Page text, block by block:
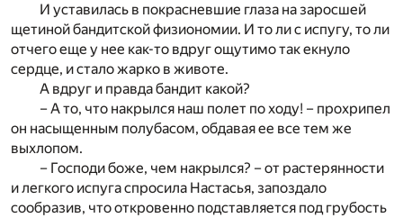
И уставилась в покрасневшие глаза на заросшей
щетиной бандитской физиономии. И то ли с испугу, то ли
отчего еще у нее как-то вдруг ощутимо так екнуло
сердце, и стало жарко в животе.
А вдруг и правда бандит какой?
– А то, что накрылся наш полет по ходу! – прохрипел
он насыщенным полубасом, обдавая ее все тем же
выхлопом.
– Господи боже, чем накрылся? – от растерянности
и легкого испуга спросила Настасья, запоздало
сообразив, что откровенно подставляется под грубость